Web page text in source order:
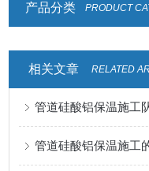
产品分类 PRODUCT
相关文章 RELATED
管道硅酸铝保温施工
管道硅酸铝保温施工